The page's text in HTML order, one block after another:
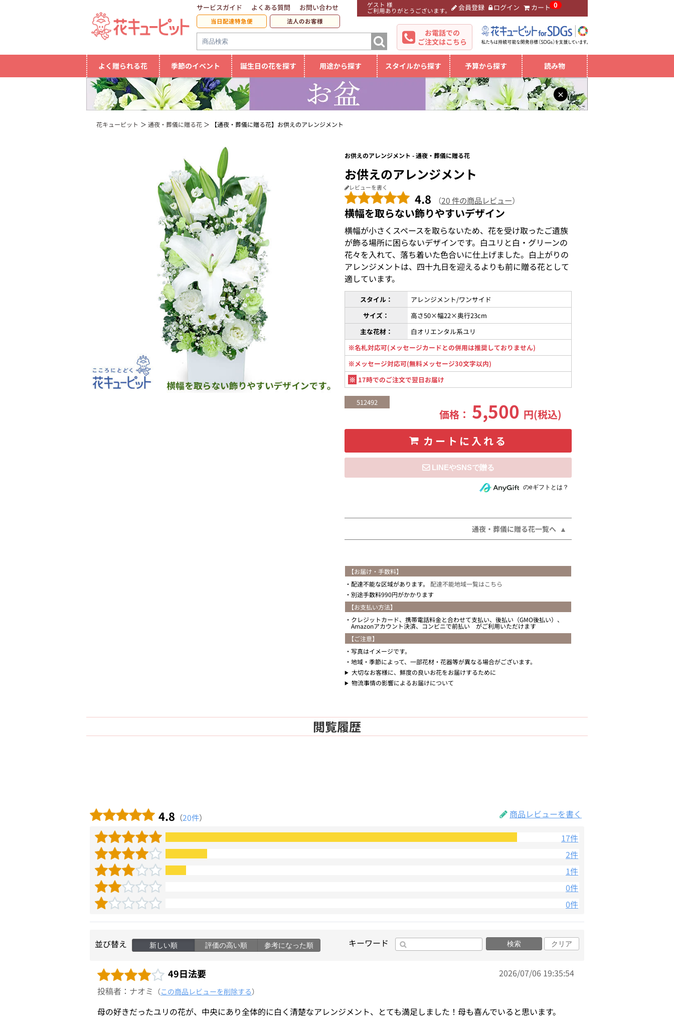
ゲスト 様
ご利用ありがとうございます。 会員登録 ログイン カート 0
サービスガイド よくある質問 お問い合わせ
当日配達特急便 法人のお客様
お電話での
ご注文はこちら
よく贈られる花 季節のイベント 誕生日の花を探す 用途から探す スタイルから探す 予算から探す 読み物
×
花キューピット 通夜・葬儀に贈る花 【通夜・葬儀に贈る花】お供えのアレンジメント
お供えのアレンジメント - 通夜・葬儀に贈る花
お供えのアレンジメント
レビューを書く
4.8 （20 件の商品レビュー）
横幅を取らない飾りやすいデザイン
横幅が小さくスペースを取らないため、花を受け取ったご遺族
が飾る場所に困らないデザインです。白ユリと白・グリーンの
花々を入れて、落ち着いた色合いに仕上げました。白上がりの
アレンジメントは、四十九日を迎えるよりも前に贈る花として
適しています。
スタイル：
アレンジメント/ワンサイド
サイズ：
高さ50×幅22×奥行23cm
主な花材：
白オリエンタル系ユリ
※名札対応可(メッセージカードとの併用は推奨しておりません)
※メッセージ対応可(無料メッセージ30文字以内)
※ 17時でのご注文で翌日お届け
512492
価格： 5,500 円(税込)
カートに入れる
住所を知らない相手にeギフトで贈るのeギフトとは？
通夜・葬儀に贈る花一覧へ
【お届け・手数料】
配達不能な区域があります。 配達不能地域一覧はこちら
別途手数料990円がかかります
【お支払い方法】
クレジットカード、携帯電話料金と合わせて支払い、後払い（GMO後払い）、
Amazonアカウント決済、コンビニで前払い がご利用いただけます
【ご注意】
写真はイメージです。
地域・季節によって、一部花材・花器等が異なる場合がございます。
大切なお客様に、鮮度の良いお花をお届けするために
物流事情の影響によるお届けについて
閲覧履歴
4.8 （20件）
商品レビューを書く
17件
2件
1件
0件
0件
並び替え 新しい順 評価の高い順 参考になった順 キーワード 検索 クリア
49日法要
2026/07/06 19:35:54
投稿者：ナオミ （この商品レビューを削除する）
母の好きだったユリの花が、中央にあり全体的に白く清楚なアレンジメント、とても満足しました！母も喜んでいると思います。